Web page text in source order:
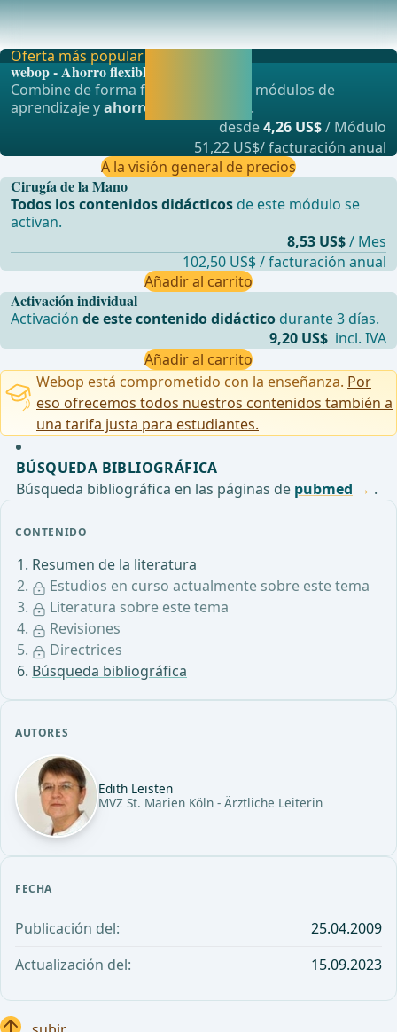
CONTENIDO
Resumen de la literatura
Estudios en curso actualmente sobre este tema
Literatura sobre este tema
Revisiones
Directrices
Búsqueda bibliográfica
AUTORES
Edith Leisten
MVZ St. Marien Köln - Ärztliche Leiterin
FECHA
Publicación del:
25.04.2009
Actualización del:
15.09.2023
Utilidad de la medición de la estenosis del nervio mediano
para el diagnóstico del síndrome del tún
Activación individual
Activaciónde este contenido didáctico durante 3 días.
9,20 US$ incl. IVA
Añadir al carrito
Oferta más popular
webop - Ahorro flexible
Combine de forma flexible nuestros módulos de
aprendizaje yahorre hasta un 50% .
desde4,26 US$/ Módulo
51,22 US$/ facturación anual
A la visión general de precios
Cirugía de la Mano
Todos los contenidos didácticos de este módulo se
activan.
8,53 US$/ Mes
102,50 US$ / facturación anual
Añadir al carrito
Webop está comprometido con la enseñanza. Por
eso ofrecemos todos nuestros contenidos también a
una tarifa justa para estudiantes.
BÚSQUEDA BIBLIOGRÁFICA
Búsqueda bibliográfica en las páginas de pubmed .